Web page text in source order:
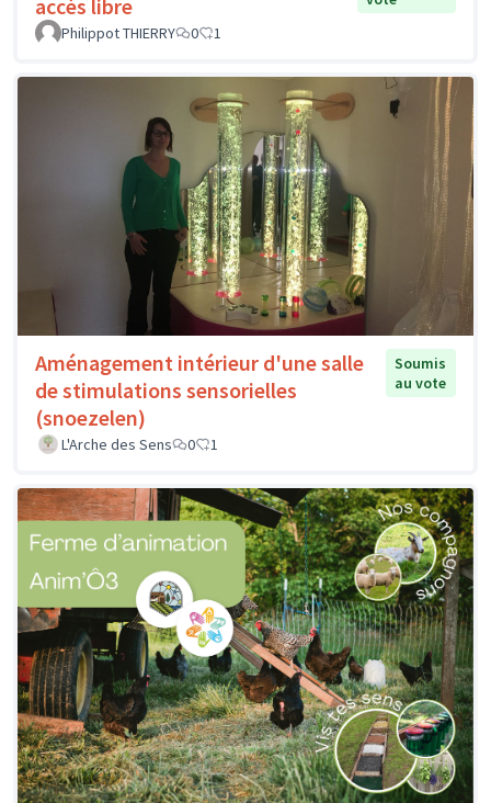
accès libre
Philippot THIERRY
0 1
Aménagement intérieur d'une salle
de stimulations sensorielles
(snoezelen)
Soumis
au vote
L'Arche des Sens 0 1